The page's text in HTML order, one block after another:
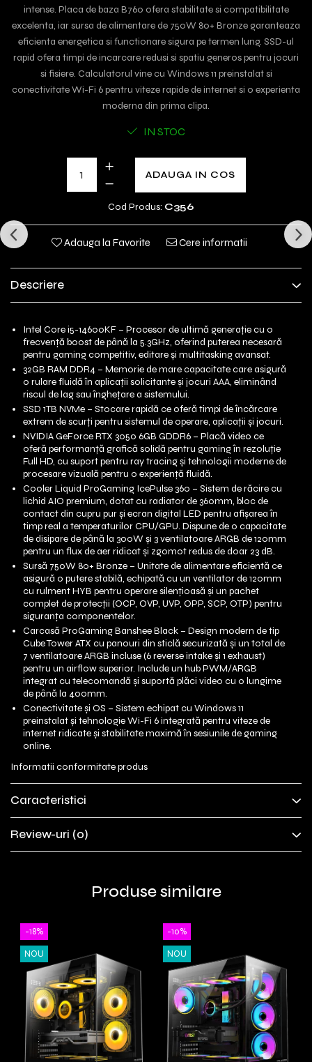
intense. Placa de baza B760 ofera stabilitate si compatibilitate
excelenta, iar sursa de alimentare de 750W 80+ Bronze garanteaza
eficienta energetica si functionare sigura pe termen lung. SSD-ul
rapid ofera timpi de incarcare redusi si spatiu generos pentru jocuri
si fisiere. Calculatorul vine cu Windows 11 preinstalat si
conectivitate Wi-Fi 6 pentru viteze rapide de internet si o experienta
moderna din prima clipa.
IN STOC
ADAUGA IN COS
Cod Produs: C356
Adauga la Favorite Cere informatii
Descriere
Intel Core i5-14600KF – Procesor de ultimă generație cu o
frecvență boost de până la 5.3GHz, oferind puterea necesară
pentru gaming competitiv, editare și multitasking avansat.
32GB RAM DDR4 – Memorie de mare capacitate care asigură
o rulare fluidă în aplicații solicitante și jocuri AAA, eliminând
riscul de lag sau înghețare a sistemului.
SSD 1TB NVMe – Stocare rapidă ce oferă timpi de încărcare
extrem de scurți pentru sistemul de operare, aplicații și jocuri.
NVIDIA GeForce RTX 3050 6GB GDDR6 – Placă video ce
oferă performanță grafică solidă pentru gaming în rezoluție
Full HD, cu suport pentru ray tracing și tehnologii moderne de
procesare vizuală pentru o experiență fluidă.
Cooler Liquid ProGaming IcePulse 360 – Sistem de răcire cu
lichid AIO premium, dotat cu radiator de 360mm, bloc de
contact din cupru pur și ecran digital LED pentru afișarea în
timp real a temperaturilor CPU/GPU. Dispune de o capacitate
de disipare de până la 300W și 3 ventilatoare ARGB de 120mm
pentru un flux de aer ridicat și zgomot redus de doar 23 dB.
Sursă 750W 80+ Bronze – Unitate de alimentare eficientă ce
asigură o putere stabilă, echipată cu un ventilator de 120mm
cu rulment HYB pentru operare silențioasă și un pachet
complet de protecții (OCP, OVP, UVP, OPP, SCP, OTP) pentru
siguranța componentelor.
Carcasă ProGaming Banshee Black – Design modern de tip
Cube Tower ATX cu panouri din sticlă securizată și un total de
7 ventilatoare ARGB incluse (6 reverse intake și 1 exhaust)
pentru un airflow superior. Include un hub PWM/ARGB
integrat cu telecomandă și suportă plăci video cu o lungime
de până la 400mm.
Conectivitate și OS – Sistem echipat cu Windows 11
preinstalat și tehnologie Wi-Fi 6 integrată pentru viteze de
internet ridicate și stabilitate maximă în sesiunile de gaming
online.
Informatii conformitate produs
Caracteristici
Review-uri (0)
Produse similare
-18%
NOU
-10%
NOU